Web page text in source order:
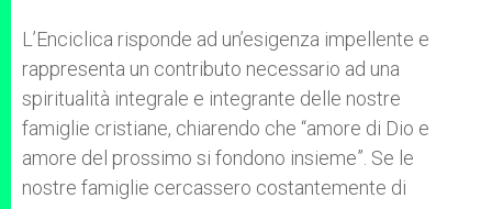
L’Enciclica risponde ad un’esigenza impellente e
rappresenta un contributo necessario ad una
spiritualità integrale e integrante delle nostre
famiglie cristiane, chiarendo che “amore di Dio e
amore del prossimo si fondono insieme”. Se le
nostre famiglie cercassero costantemente di